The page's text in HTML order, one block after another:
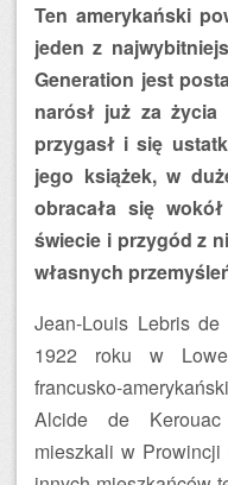
Ten amerykański
jeden z
Generation jest
narósł już za
przygasł i się
jego książek, w
obracała się
świecie i przygód z
własnych
Jean-Louis Lebris
1922 roku w
francusko-
Alcide de
mieszkali w